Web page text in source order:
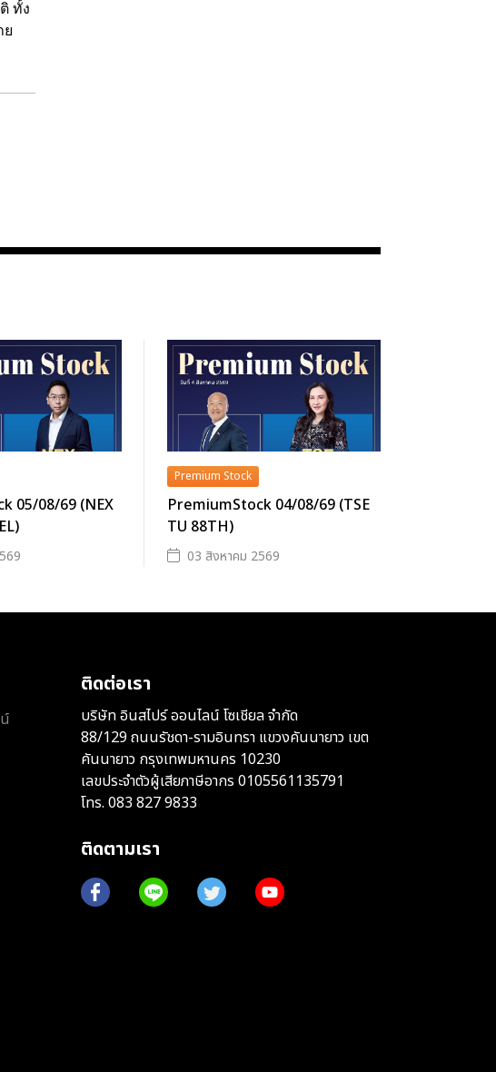
ทั้ง
ย
05/08/69 (NEX
Premium Stock
PremiumStock 04/08/69 (TSE
TU 88TH)
03 สิงหาคม 2569
ติดต่อเรา
บริษัท อินสไปร์ ออนไลน์ โซเชียล จำกัด
88/129 ถนนรัชดา-รามอินทรา แขวงคันนายาว เขต
คันนายาว กรุงเทพมหานคร 10230
เลขประจำตัวผู้เสียภาษีอากร 0105561135791
โทร. 083 827 9833
ติดตามเรา